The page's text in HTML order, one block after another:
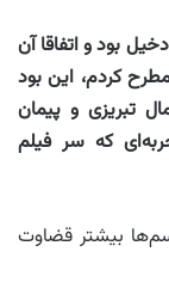
بود و اتفاقا آن
کردم، این بود
تبریزی و پیمان
که سر فیلم
بیشتر قضاوت